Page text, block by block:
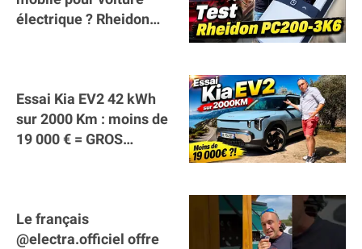
électrique ? Rheidon
Essai Kia EV2 42 kWh
sur 2000 Km : moins de
19 000 € = GROS
Le français
@electra.officiel offre